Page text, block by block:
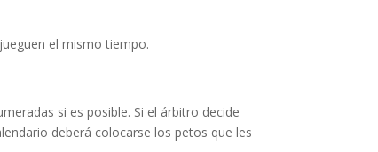
el mismo tiempo.
si es posible. Si el árbitro decide
deberá colocarse los petos que les